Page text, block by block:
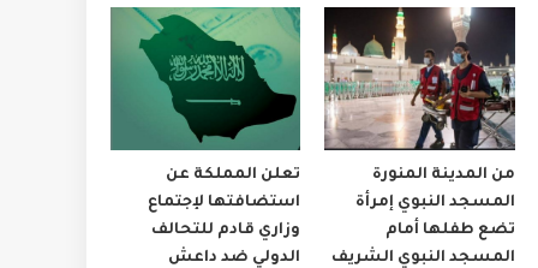
من المدينة المنورة
المسجد النبوي إمرأة
تضع طفلها أمام
المسجد النبوي الشريف
تعلن المملكة عن
استضافتها لإجتماع
وزاري قادم للتحالف
الدولي ضد داعش